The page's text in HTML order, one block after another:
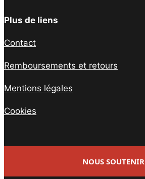
Plus de liens
Contact
Remboursements et retours
Mentions légales
Cookies
NOUS SOUTENIR